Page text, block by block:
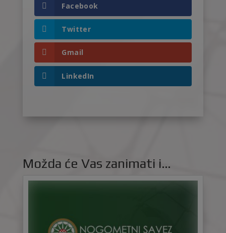
Facebook
Twitter
Gmail
LinkedIn
Možda će Vas zanimati i…